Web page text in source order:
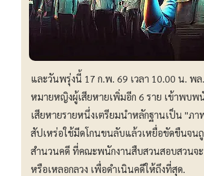
และวันพรุ่งนี้ 17 ก.พ. 69 เวลา 10.00 น. พ
หมายหญิงผู้เสียหายเพิ่มอีก 6 ราย เข้าพบพ
เสียหายรายหนึ่งเตรียมนำหลักฐานเป็น "ภา
สัปเหร่อใช้มีดโกนขนลับแล้วเหยื่อขัดขืนจน
สำนวนคดี ที่คณะพนักงานสืบสวนสอบสวนจ
หรือเหลอกลวง เพื่อดำเนินคดีให้ถึงที่สุด.